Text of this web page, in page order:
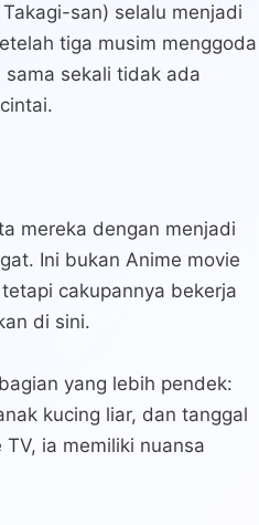
san) selalu menjadi
tiga musim menggoda
sekali tidak ada
mereka dengan menjadi
Ini bukan Anime movie
cakupannya bekerja
di sini.
yang lebih pendek:
kucing liar, dan tanggal
ia memiliki nuansa